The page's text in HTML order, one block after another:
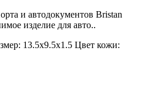
и автодокументов Bristan
изделие для авто..
13.5х9.5х1.5 Цвет кожи: